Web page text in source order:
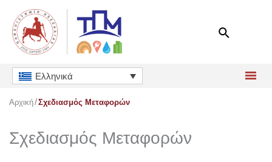
περιεχόμενο
Ελληνικά
Αρχική Σχεδιασμός Μεταφορών
Σχεδιασμός Μεταφορών